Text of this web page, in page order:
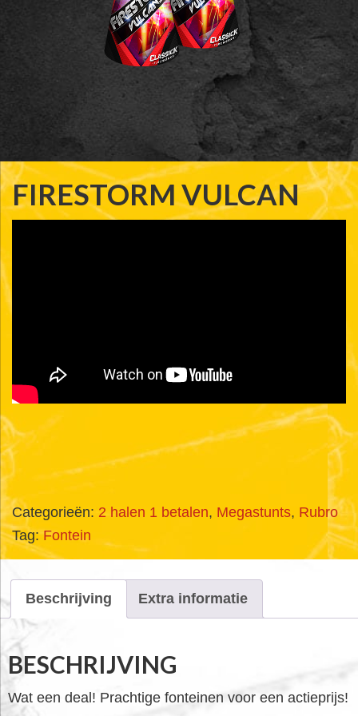
FIRESTORM VULCAN
Categorieën: 2 halen 1 betalen, Megastunts, Rubro
Tag:Fontein
Beschrijving Extra informatie
BESCHRIJVING
Wat een deal! Prachtige fonteinen voor een actieprijs!